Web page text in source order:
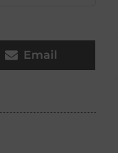
Email